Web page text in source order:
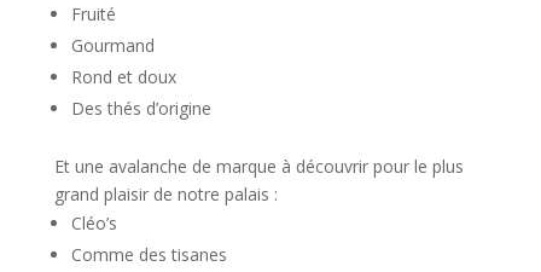
Fruité
Gourmand
Rond et doux
Des thés d’origine
Et une avalanche de marque à découvrir pour le plus
grand plaisir de notre palais :
Cléo’s
Comme des tisanes